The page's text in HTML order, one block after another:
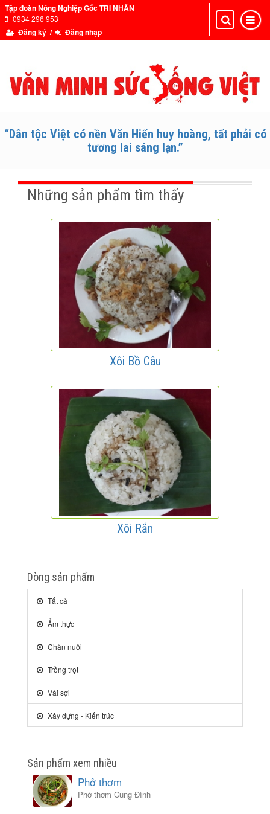
Tập đoàn Nông Nghiệp Gốc TRI NHÂN
0934 296 953
Đăng ký / Đăng nhập
Toggle
Toggle
navigation
“Dân tộc Việt có nền Văn Hiến huy hoàng, tất phải có
tương lai sáng lạn.”
Những sản phẩm tìm thấy
Xôi Bồ Câu
Xôi Rắn
Dòng sản phẩm
Tất cả
Ẩm thực
Chăn nuôi
Trồng trọt
Vải sợi
Xây dựng - Kiến trúc
Sản phẩm xem nhiều
Phở thơm
Phở thơm Cung Đình